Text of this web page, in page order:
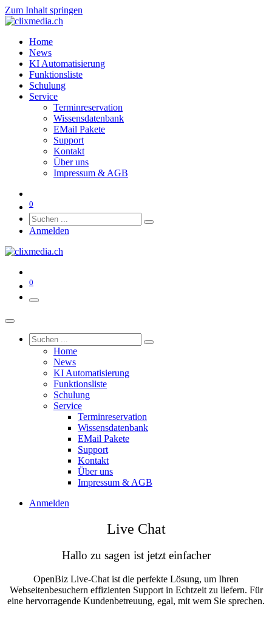
Zum Inhalt springen
Home
News
KI Automatisierung
Funktionsliste
Schulung
Service
Terminreservation
Wissensdatenbank
EMail Pakete
Support
Kontakt
Über uns
Impressum & AGB
0
Anmelden
0
Home
News
KI Automatisierung
Funktionsliste
Schulung
Service
Terminreservation
Wissensdatenbank
EMail Pakete
Support
Kontakt
Über uns
Impressum & AGB
Anmelden
Live Chat
Hallo zu sagen ist jetzt einfacher
OpenBiz Live-Chat ist die perfekte Lösung, um Ihren
Webseitenbesuchern effizienten Support in Echtzeit zu liefern. Für
eine hervorragende Kundenbetreuung, egal, mit wem Sie sprechen.